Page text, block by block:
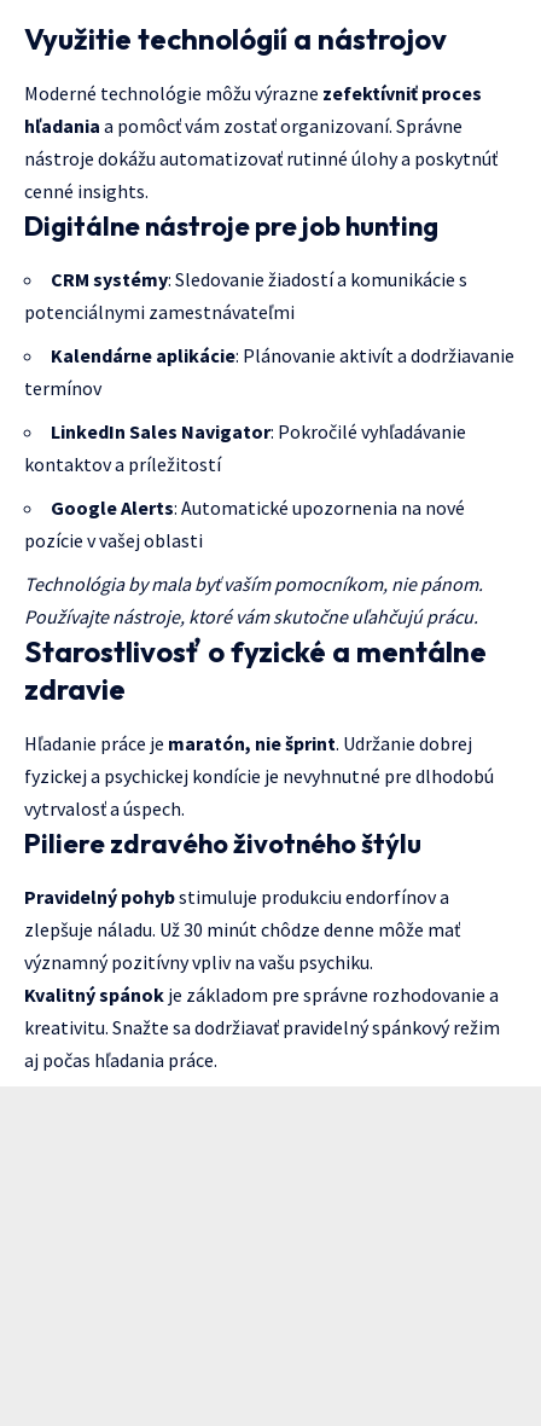
Využitie technológií a nástrojov
Moderné technológie môžu výrazne zefektívniť proces
hľadania a pomôcť vám zostať organizovaní. Správne
nástroje dokážu automatizovať rutinné úlohy a poskytnúť
cenné insights.
Digitálne nástroje pre job hunting
CRM systémy: Sledovanie žiadostí a komunikácie s
potenciálnymi zamestnávateľmi
Kalendárne aplikácie: Plánovanie aktivít a dodržiavanie
termínov
LinkedIn Sales Navigator: Pokročilé vyhľadávanie
kontaktov a príležitostí
Google Alerts: Automatické upozornenia na nové
pozície v vašej oblasti
Technológia by mala byť vaším pomocníkom, nie pánom.
Používajte nástroje, ktoré vám skutočne uľahčujú prácu.
Starostlivosť o fyzické a mentálne
zdravie
Hľadanie práce je maratón, nie šprint. Udržanie dobrej
fyzickej a psychickej kondície je nevyhnutné pre dlhodobú
vytrvalosť a úspech.
Piliere zdravého životného štýlu
Pravidelný pohybstimuluje produkciu endorfínov a
zlepšuje náladu. Už 30 minút chôdze denne môže mať
významný pozitívny vpliv na vašu psychiku.
Kvalitný spánok je základom pre správne rozhodovanie a
kreativitu. Snažte sa dodržiavať pravidelný spánkový režim
aj počas hľadania práce.